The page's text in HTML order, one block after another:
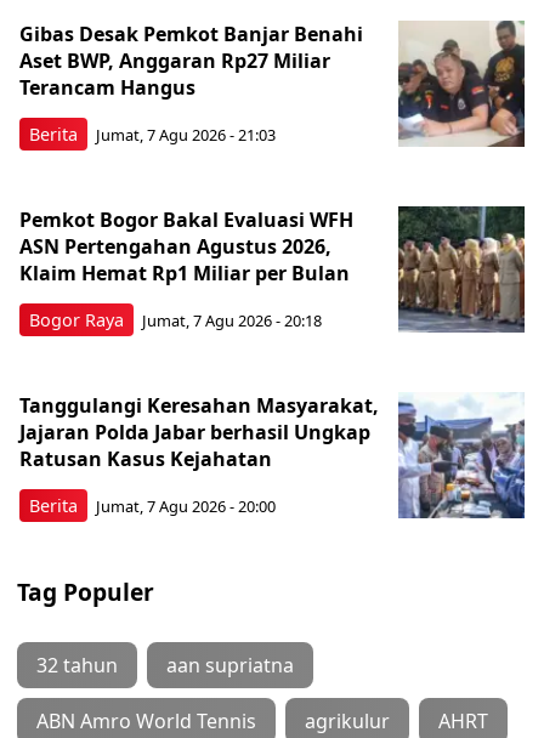
Berita
Gibas Desak Pemkot Banjar Benahi
Aset BWP, Anggaran Rp27 Miliar
Terancam Hangus
Jumat, 7 Agu 2026 - 21:03
Bogor Raya
Pemkot Bogor Bakal Evaluasi WFH
ASN Pertengahan Agustus 2026,
Klaim Hemat Rp1 Miliar per Bulan
Jumat, 7 Agu 2026 - 20:18
Berita
Tanggulangi Keresahan Masyarakat,
Jajaran Polda Jabar berhasil Ungkap
Ratusan Kasus Kejahatan
Jumat, 7 Agu 2026 - 20:00
Tag Populer
32 tahun aan supriatna
ABN Amro World Tennis agrikulur AHRT